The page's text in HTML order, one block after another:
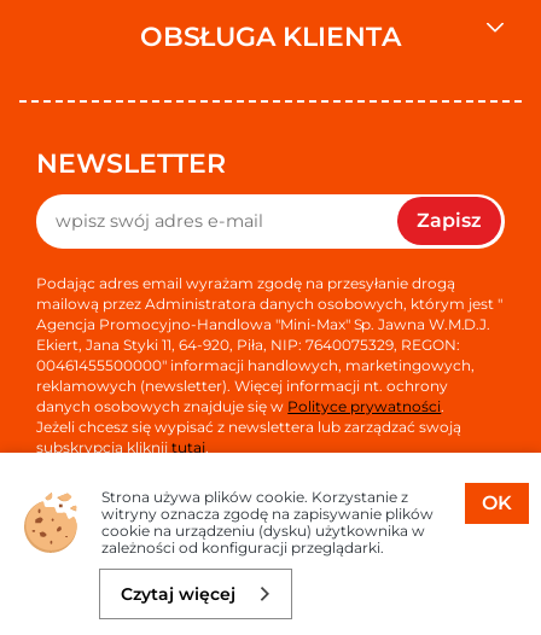
OBSŁUGA KLIENTA
NEWSLETTER
Zapisz
Podając adres email wyrażam zgodę na przesyłanie drogą
mailową przez Administratora danych osobowych, którym jest "
Agencja Promocyjno-Handlowa "Mini-Max" Sp. Jawna W.M.D.J.
Ekiert, Jana Styki 11, 64-920, Piła, NIP: 7640075329, REGON:
00461455500000" informacji handlowych, marketingowych,
reklamowych (newsletter). Więcej informacji nt. ochrony
danych osobowych znajduje się w Polityce prywatności.
Jeżeli chcesz się wypisać z newslettera lub zarządzać swoją
subskrypcją kliknijtutaj.
Copyright © 2026
Oprogramowanie sklepu:
Projekt i strony:
OK
Strona używa plików cookie. Korzystanie z
witryny oznacza zgodę na zapisywanie plików
cookie na urządzeniu (dysku) użytkownika w
zależności od konfiguracji przeglądarki.
Czytaj więcej